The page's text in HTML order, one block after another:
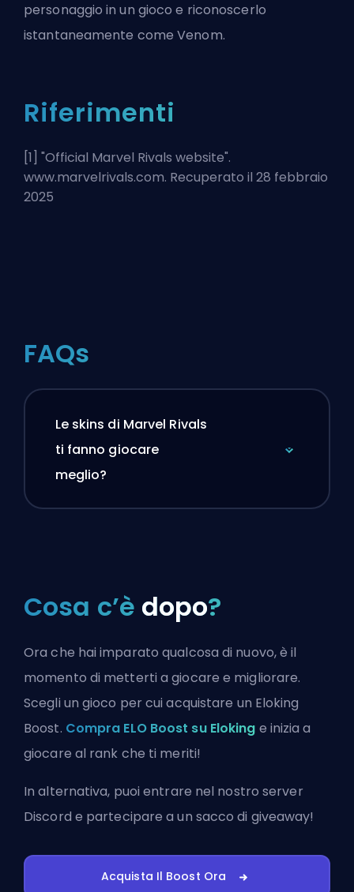
personaggio in un gioco e riconoscerlo
istantaneamente come Venom.
Riferimenti
[1] "Official Marvel Rivals website".
www.marvelrivals.com. Recuperato il 28 febbraio
2025
FAQs
Le skins di Marvel Rivals
ti fanno giocare
meglio?
Cosa c’è dopo?
Ora che hai imparato qualcosa di nuovo, è il
momento di metterti a giocare e migliorare.
Scegli un gioco per cui acquistare un Eloking
Boost. Compra ELO Boost su Eloking e inizia a
giocare al rank che ti meriti!
In alternativa, puoientrare nel nostro server
Discord e partecipare a un sacco di giveaway!
Acquista Il Boost Ora